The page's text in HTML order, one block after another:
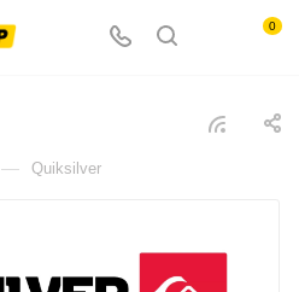
0
— Quiksilver